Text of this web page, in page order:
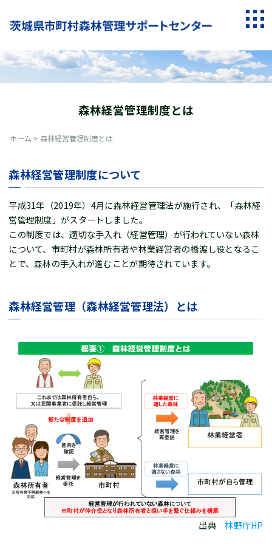
content
森林経営管理制度とは
ホーム > 森林経営管理制度とは
森林経営管理制度について
平成31年（2019年）4月に森林経営管理法が施行され、「森林経
営管理制度」がスタートしました。
この制度では、適切な手入れ（経営管理）が行われていない森林
について、市町村が森林所有者や林業経営者の橋渡し役となるこ
とで、森林の手入れが進むことが期待されています。
森林経営管理（森林経営管理法）とは
出典林野庁HP